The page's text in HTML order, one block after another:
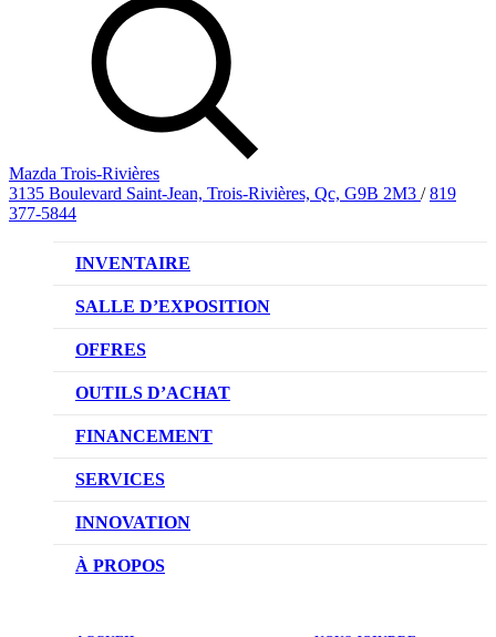
Mazda Trois-Rivières
3135 Boulevard Saint-Jean, Trois-Rivières, Qc, G9B 2M3 / 819
377-5844
INVENTAIRE
VÉHICULES NEUFS
VÉHICULES D’OCCASION
SALLE D’EXPOSITION
OFFRES
OFFRES DU CONCESSIONNAIRE
OUTILS D’ACHAT
CONFIGUREZ VOTRE VÉHICULE
RÉSERVEZ UN ESSAI ROUTIER
DEMANDEZ UN PRIX
FINANCEMENT
NOTRE DIFFÉRENCE
DEMANDE DE CRÉDIT AUTO
SERVICES
NOTRE PROMESSE
PRENDRE UN RENDEZ-VOUS
INNOVATION
TECHNOLOGIE SKYACTIV
À PROPOS